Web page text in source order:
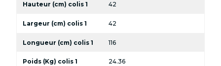
Hauteur (cm) colis 1 42
Largeur (cm) colis 1 42
Longueur (cm) colis 1 116
Poids (Kg) colis 1 24.36